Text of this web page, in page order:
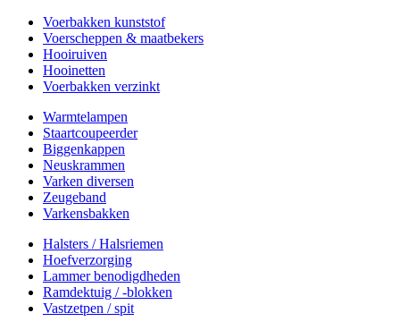
Voerbakken kunststof
Voerscheppen & maatbekers
Hooiruiven
Hooinetten
Voerbakken verzinkt
Warmtelampen
Staartcoupeerder
Biggenkappen
Neuskrammen
Varken diversen
Zeugeband
Varkensbakken
Halsters / Halsriemen
Hoefverzorging
Lammer benodigdheden
Ramdektuig / -blokken
Vastzetpen / spit